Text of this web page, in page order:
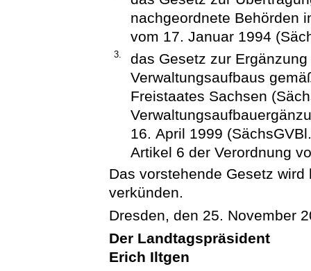
nachgeordnete Behörden
vom 17. Januar 1994
3.
das Gesetz zur
Verwaltungsaufbaus
Freistaates Sachsen
16. April 1999
Artikel 6 der Verordnung
Das vorstehende Gesetz
verkünden.
Dresden, den 25. November
Der Landtagspräsident
Erich Iltgen